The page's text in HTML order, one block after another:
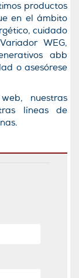
productos
en el ámbito
cuidado
WEG,
abb
o asesórese
nuestras
líneas de